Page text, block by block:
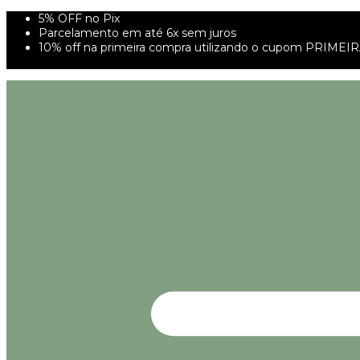
5% OFF no Pix
Parcelamento em até 6x sem juros
10% off na primeira compra utilizando o cupom